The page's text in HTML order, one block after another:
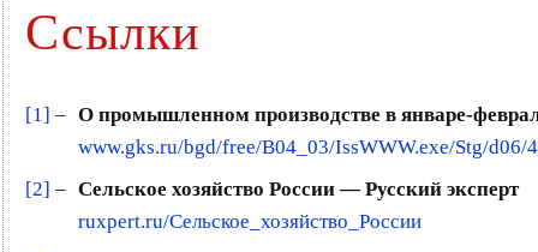
Ссылки
[1] – О промышленном производстве в январе-
www.gks.ru/bgd/free/B04_03/IssWWW.exe/Stg/d06/
[2] – Сельское хозяйство России — Русский эксперт
ruxpert.ru/Сельское_хозяйство_России